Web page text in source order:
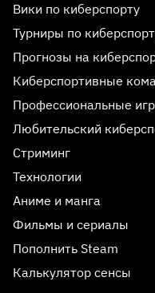
Вики по киберспорту
Турниры по
Прогнозы на
Киберспортивные
Профессиональные
Любительский
Стриминг
Технологии
Аниме и манга
Фильмы и сериалы
Пополнить Steam
Калькулятор сенсы